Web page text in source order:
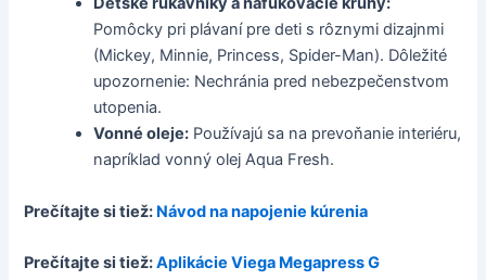
Pomôcky pri plávaní pre deti s rôznymi dizajnmi
(Mickey, Minnie, Princess, Spider-Man). Dôležité
upozornenie: Nechránia pred nebezpečenstvom
utopenia.
Vonné oleje: Používajú sa na prevoňanie interiéru,
napríklad vonný olej Aqua Fresh.
Prečítajte si tiež: Návod na napojenie kúrenia
Prečítajte si tiež:Aplikácie Viega Megapress G